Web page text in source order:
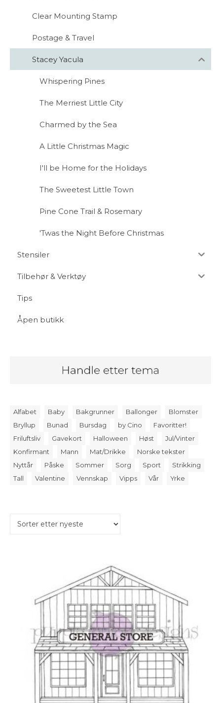
Clear Mounting Stamp
Postage & Travel
Stacey Yacula
Whispering Pines
The Merriest Little City
Charmed by the Sea
A Little Christmas Magic
I'll be Home for the Holidays
The Sweetest Little Town
Pine Cone Trail & Rosemary
'Twas the Night Before Christmas
Stensiler
Tilbehør & Verktøy
Tips
Åpen butikk
Alfabet Baby Bakgrunner Ballonger
Blomster
Bryllup
Bunad Bursdag by Cino
Favoritter!
Friluftsliv
Gavekort Halloween Høst
Jul/Vinter
Konfirmant
Mann Mat/Drikke
Norske tekster
Nyttår
Påske Sommer Sorg Sport
Strikking
Tall
Valentine Vennskap Vipps Vår Yrke